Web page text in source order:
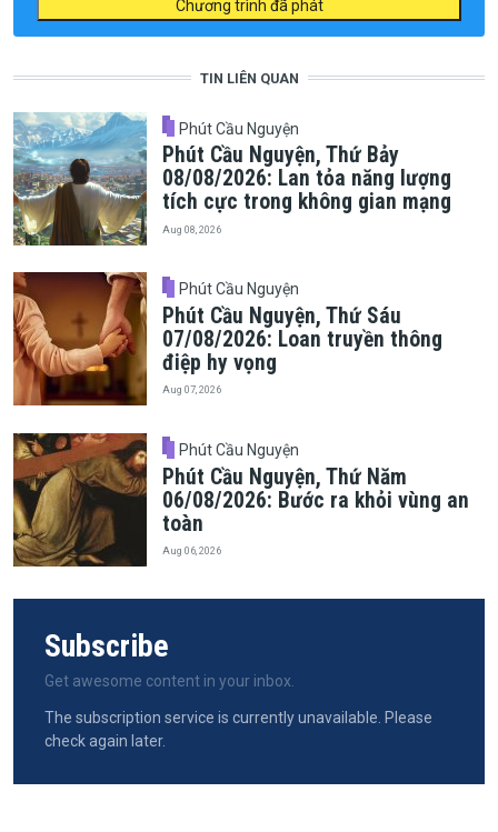
Chương trình đã phát
TIN LIÊN QUAN
Phút Cầu Nguyện
Phút Cầu Nguyện, Thứ Bảy
08/08/2026: Lan tỏa năng lượng
tích cực trong không gian mạng
Aug 08, 2026
Phút Cầu Nguyện
Phút Cầu Nguyện, Thứ Sáu
07/08/2026: Loan truyền thông
điệp hy vọng
Aug 07, 2026
Phút Cầu Nguyện
Phút Cầu Nguyện, Thứ Năm
06/08/2026: Bước ra khỏi vùng an
toàn
Aug 06, 2026
Subscribe
Get awesome content in your inbox.
The subscription service is currently unavailable. Please
check again later.